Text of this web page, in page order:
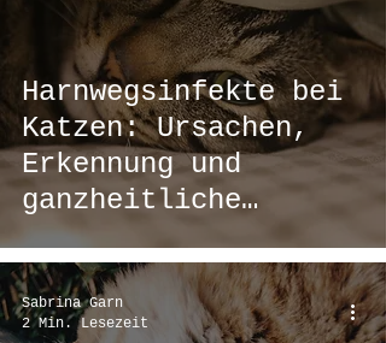
Harnwegsinfekte bei
Katzen: Ursachen,
Erkennung und
ganzheitliche
Therapie
Sabrina Garn
2 Min. Lesezeit